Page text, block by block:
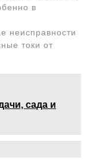
в
неисправности
токи от
сада и